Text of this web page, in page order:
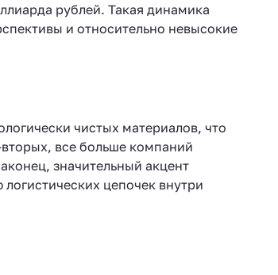
рублей. Такая динамика
и относительно невысокие
чистых материалов, что
все больше компаний
значительный акцент
цепочек внутри